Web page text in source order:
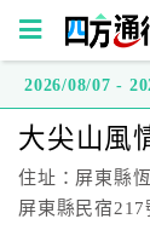
方
通
行
2026/08/07 -
大尖山風
住址：屏東縣
屏東縣民宿217